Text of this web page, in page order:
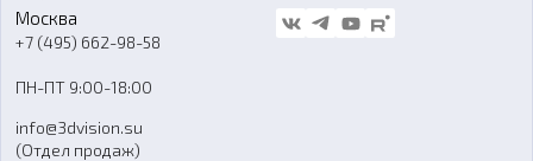
Стать дилером
Блог
FAQ
Москва
+7 (495) 662-98-58
ПН-ПТ 9:00-18:00
info@3dvision.su
(Отдел продаж)